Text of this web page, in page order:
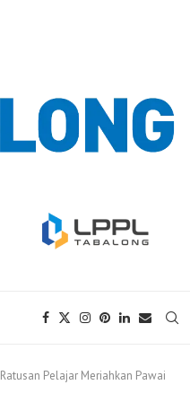
Ratusan Pelajar Meriahkan Pawai